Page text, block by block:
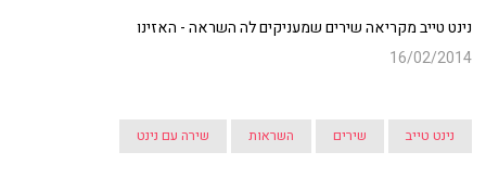
נינט טייב מקריאה שירים שמעניקים לה השראה - האזינו
16/02/2014
נינט טייב שירים השראות שירה עם נינט